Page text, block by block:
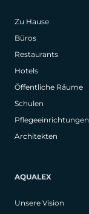
Zu Hause
Büros
Restaurants
Hotels
Öffentliche Räume
Schulen
Pflegeeinrichtungen
Architekten
AQUALEX
Unsere Vision